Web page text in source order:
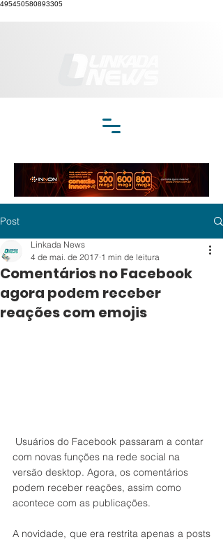
495450580893305
Post
Comentários no Facebook
agora podem receber
reações com emojis
Linkada News
4 de mai. de 2017 1 min de leitura
com novas funções na rede social na
versão desktop. Agora, os comentários
podem receber reações, assim como
acontece com as publicações.
A novidade, que era restrita apenas a posts